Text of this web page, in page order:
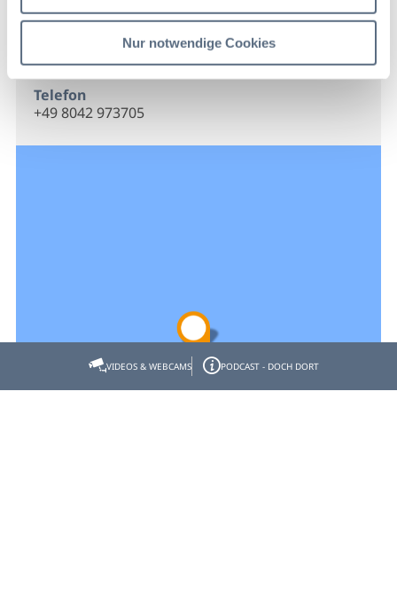
Nur notwendige Cookies
Metzgerei Schraml
83661 Lenggries
Telefon
+49 8042 973705
VIDEOS & WEBCAMS PODCAST - DOCH DORT